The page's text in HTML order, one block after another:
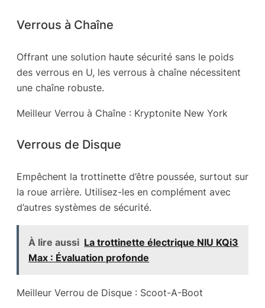
Verrous à Chaîne
Offrant une solution haute sécurité sans le poids
des verrous en U, les verrous à chaîne nécessitent
une chaîne robuste.
Meilleur Verrou à Chaîne : Kryptonite New York
Verrous de Disque
Empêchent la trottinette d’être poussée, surtout sur
la roue arrière. Utilisez-les en complément avec
d’autres systèmes de sécurité.
À lire aussi La trottinette électrique NIU KQi3
Max : Évaluation profonde
Meilleur Verrou de Disque : Scoot-A-Boot